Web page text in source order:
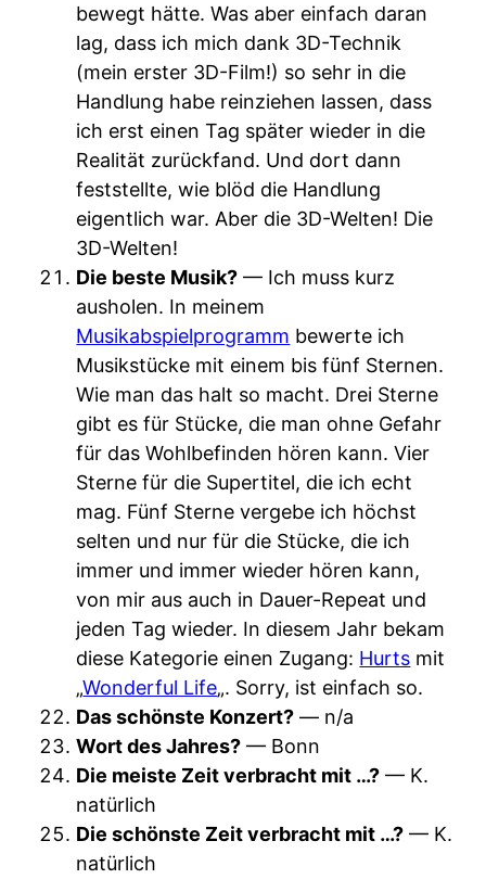
bewegt hätte. Was aber einfach daran
lag, dass ich mich dank 3D-Technik
(mein erster 3D-Film!) so sehr in die
Handlung habe reinziehen lassen, dass
ich erst einen Tag später wieder in die
Realität zurückfand. Und dort dann
feststellte, wie blöd die Handlung
eigentlich war. Aber die 3D-Welten! Die
3D-Welten!
Die beste Musik? — Ich muss kurz
ausholen. In meinem
Musikabspielprogramm bewerte ich
Musikstücke mit einem bis fünf Sternen.
Wie man das halt so macht. Drei Sterne
gibt es für Stücke, die man ohne Gefahr
für das Wohlbefinden hören kann. Vier
Sterne für die Supertitel, die ich echt
mag. Fünf Sterne vergebe ich höchst
selten und nur für die Stücke, die ich
immer und immer wieder hören kann,
von mir aus auch in Dauer-Repeat und
jeden Tag wieder. In diesem Jahr bekam
diese Kategorie einen Zugang: Hurts mit
„Wonderful Life„. Sorry, ist einfach so.
Das schönste Konzert? — n/a
Wort des Jahres? — Bonn
Die meiste Zeit verbracht mit …? — K.
natürlich
Die schönste Zeit verbracht mit …? — K.
natürlich